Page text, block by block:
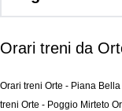
Orari treni da
Orari treni Orte - Piana
treni Orte - Poggio Mirteto